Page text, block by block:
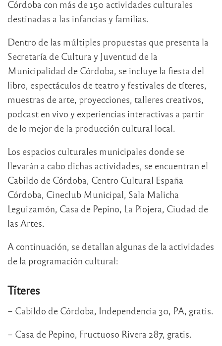
Córdoba con más de 150 actividades culturales
destinadas a las infancias y familias.
Dentro de las múltiples propuestas que presenta la
Secretaría de Cultura y Juventud de la
Municipalidad de Córdoba, se incluye la fiesta del
libro, espectáculos de teatro y festivales de títeres,
muestras de arte, proyecciones, talleres creativos,
podcast en vivo y experiencias interactivas a partir
de lo mejor de la producción cultural local.
Los espacios culturales municipales donde se
llevarán a cabo dichas actividades, se encuentran el
Cabildo de Córdoba, Centro Cultural España
Córdoba, Cineclub Municipal, Sala Malicha
Leguizamón, Casa de Pepino, La Piojera, Ciudad de
las Artes.
A continuación, se detallan algunas de la actividades
de la programación cultural:
Títeres
– Cabildo de Córdoba, Independencia 30, PA, gratis.
– Casa de Pepino, Fructuoso Rivera 287, gratis.